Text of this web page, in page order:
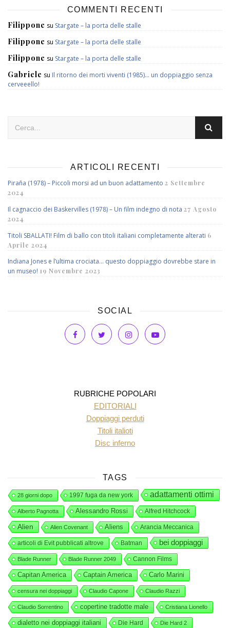
COMMENTI RECENTI
Filippone su Stargate – la porta delle stalle
Filippone su Stargate – la porta delle stalle
Filippone su Stargate – la porta delle stalle
Gabriele su Il ritorno dei morti viventi (1985)… un doppiaggio senza
cerveeello!
ARTICOLI RECENTI
Piraña (1978) – Piccoli morsi ad un buon adattamento 2 Settembre
2024
Il cagnaccio dei Baskervilles (1978) – Un film indegno di nota 27 Agosto
2024
Titoli SBALLATI! Film di ballo con titoli italiani completamente alterati 6
Aprile 2024
Indiana Jones e l’ultima crociata… questo doppiaggio dovrebbe stare in
un museo! 19 Novembre 2023
SOCIAL
RUBRICHE POPOLARI
EDITORIALI
Doppiaggi perduti
Titoli italioti
Disc inferno
TAGS
28 giorni dopo 1997 fuga da new york adattamenti ottimi
Alberto Pagnotta Alessandro Rossi Alfred Hitchcock
Alien Alien Covenant Aliens Arancia Meccanica
articoli di Evit pubblicati altrove Batman bei doppiaggi
Blade Runner Blade Runner 2049 Cannon Films
Capitan America Captain America Carlo Marini
censura nei doppiaggi Claudio Capone Claudio Razzi
Claudio Sorrentino copertine tradotte male Cristiana Lionello
dialetto nei doppiaggi italiani Die Hard Die Hard 2